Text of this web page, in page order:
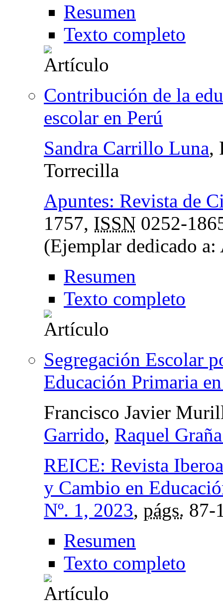
Resumen
Texto completo
Contribución de la
escolar en Perú
Sandra Carrillo Luna,
Torrecilla
Apuntes: Revista de
1757, ISSN 0252-
(Ejemplar dedicado
Resumen
Texto completo
Segregación Escolar
Educación Primaria
Francisco Javier
Garrido, Raquel
REICE: Revista
y Cambio en
Nº. 1, 2023, págs. 87-
Resumen
Texto completo